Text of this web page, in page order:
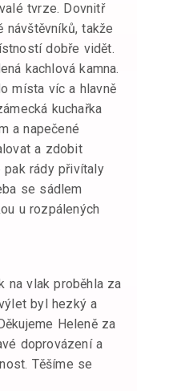
tvrze. Dovnitř
návštěvníků, takže
dobře vidět.
kachlová kamna.
místa víc a hlavně
kuchařka
a napečené
a zdobit
pak rády přivítaly
se sádlem
u rozpálených
na vlak proběhla za
byl hezký a
Heleně za
doprovázení a
Těšíme se